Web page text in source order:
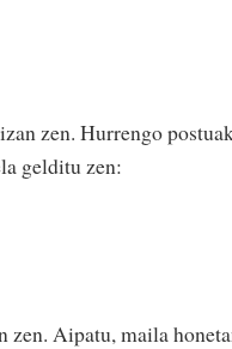
zen. Hurrengo
gelditu zen:
zen. Aipatu, maila